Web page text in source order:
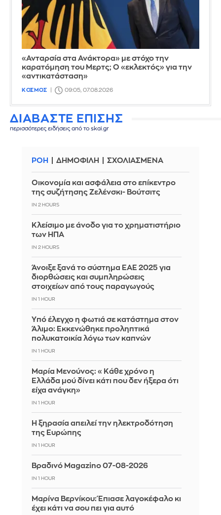
«Ανταρσία στα Ανάκτορα» με στόχο την
καρατόμηση του Μερτς; Ο «εκλεκτός» για την
«αντικατάσταση»
ΚΟΣΜΟΣ 09:05, 07.08.2026
ΔΙΑΒΑΣΤΕ ΕΠΙΣΗΣ
περισσότερες ειδήσεις από το skai.gr
ΡΟΗ ΔΗΜΟΦΙΛΗ ΣΧΟΛΙΑΣΜΕΝΑ
Οικονομία και ασφάλεια στο επίκεντρο
της συζήτησης Ζελένσκι- Βούτσιτς
IN 2 HOURS
Κλείσιμο με άνοδο για το χρηματιστήριο
των ΗΠΑ
IN 2 HOURS
Άνοιξε ξανά το σύστημα ΕΑΕ 2025 για
διορθώσεις και συμπληρώσεις
στοιχείων από τους παραγωγούς
IN 1 HOUR
Yπό έλεγχο η φωτιά σε κατάστημα στον
Άλιμο: Εκκενώθηκε προληπτικά
πολυκατοικία λόγω των καπνών
IN 1 HOUR
Μαρία Μενούνος: «Κάθε χρόνο η
Ελλάδα μού δίνει κάτι που δεν ήξερα ότι
είχα ανάγκη»
IN 1 HOUR
Η ξηρασία απειλεί την ηλεκτροδότηση
της Ευρώπης
IN 1 HOUR
Βραδινό Magazino 07-08-2026
IN 1 HOUR
Μαρίνα Βερνίκου: Έπιασε λαγοκέφαλο κι
έχει κάτι να σου πει για αυτό